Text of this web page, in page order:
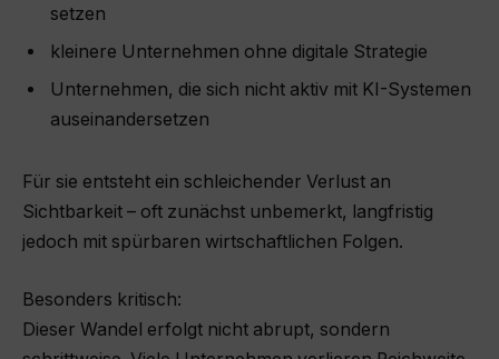
setzen
kleinere Unternehmen ohne digitale Strategie
Unternehmen, die sich nicht aktiv mit KI-Systemen
auseinandersetzen
Für sie entsteht ein schleichender Verlust an
Sichtbarkeit – oft zunächst unbemerkt, langfristig
jedoch mit spürbaren wirtschaftlichen Folgen.
Besonders kritisch:
Dieser Wandel erfolgt nicht abrupt, sondern